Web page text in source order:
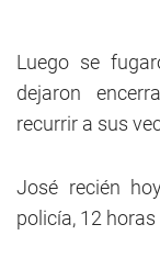
Luego se
dejaron
recurrir a sus
José recién
policía, 12 horas